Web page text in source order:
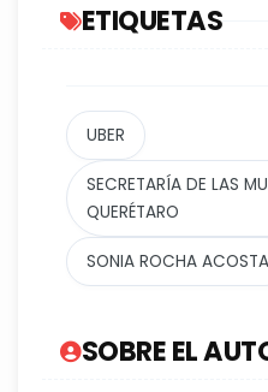
ETIQUETAS
UBER
SECRETARÍA DE LAS
QUERÉTARO
SONIA ROCHA ACOSTA
SOBRE EL